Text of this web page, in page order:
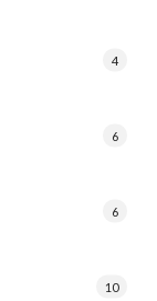
4
6
6
10